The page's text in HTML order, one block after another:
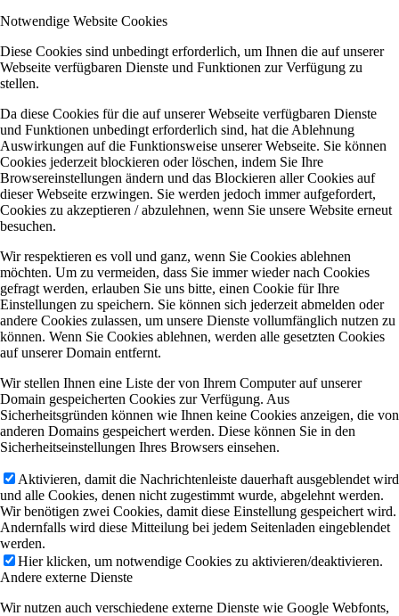
Notwendige Website Cookies
Diese Cookies sind unbedingt erforderlich, um Ihnen die auf unserer
Webseite verfügbaren Dienste und Funktionen zur Verfügung zu
stellen.
Da diese Cookies für die auf unserer Webseite verfügbaren Dienste
und Funktionen unbedingt erforderlich sind, hat die Ablehnung
Auswirkungen auf die Funktionsweise unserer Webseite. Sie können
Cookies jederzeit blockieren oder löschen, indem Sie Ihre
Browsereinstellungen ändern und das Blockieren aller Cookies auf
dieser Webseite erzwingen. Sie werden jedoch immer aufgefordert,
Cookies zu akzeptieren / abzulehnen, wenn Sie unsere Website erneut
besuchen.
Wir respektieren es voll und ganz, wenn Sie Cookies ablehnen
möchten. Um zu vermeiden, dass Sie immer wieder nach Cookies
gefragt werden, erlauben Sie uns bitte, einen Cookie für Ihre
Einstellungen zu speichern. Sie können sich jederzeit abmelden oder
andere Cookies zulassen, um unsere Dienste vollumfänglich nutzen zu
können. Wenn Sie Cookies ablehnen, werden alle gesetzten Cookies
auf unserer Domain entfernt.
Wir stellen Ihnen eine Liste der von Ihrem Computer auf unserer
Domain gespeicherten Cookies zur Verfügung. Aus
Sicherheitsgründen können wie Ihnen keine Cookies anzeigen, die von
anderen Domains gespeichert werden. Diese können Sie in den
Sicherheitseinstellungen Ihres Browsers einsehen.
Aktivieren, damit die Nachrichtenleiste dauerhaft ausgeblendet wird
und alle Cookies, denen nicht zugestimmt wurde, abgelehnt werden.
Wir benötigen zwei Cookies, damit diese Einstellung gespeichert wird.
Andernfalls wird diese Mitteilung bei jedem Seitenladen eingeblendet
werden.
Hier klicken, um notwendige Cookies zu aktivieren/deaktivieren.
Andere externe Dienste
Wir nutzen auch verschiedene externe Dienste wie Google Webfonts,